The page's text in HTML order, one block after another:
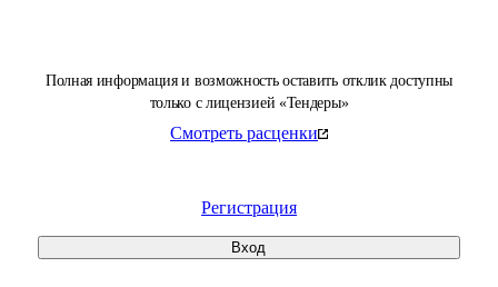
Полная информация и возможность оставить отклик доступны
только с лицензией «Тендеры»
Смотреть расценки
Регистрация
Вход